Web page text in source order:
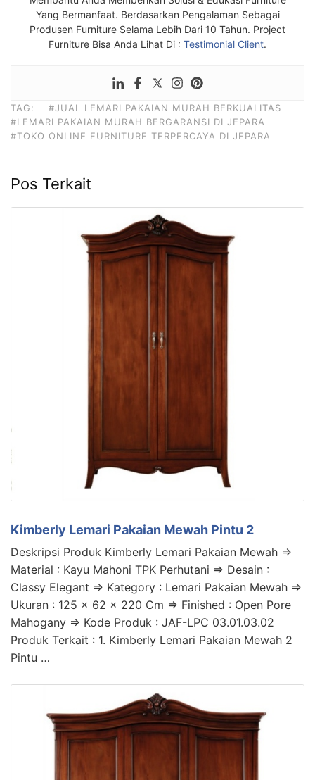
Yang Bermanfaat. Berdasarkan Pengalaman Sebagai
Produsen Furniture Selama Lebih Dari 10 Tahun. Project
Furniture Bisa Anda Lihat Di : Testimonial Client.
TAG:
#JUAL LEMARI PAKAIAN MURAH BERKUALITAS
#LEMARI PAKAIAN MURAH BERGARANSI DI JEPARA
#TOKO ONLINE FURNITURE TERPERCAYA DI JEPARA
Pos Terkait
Kimberly Lemari Pakaian Mewah Pintu 2
Deskripsi Produk Kimberly Lemari Pakaian Mewah =>
Material : Kayu Mahoni TPK Perhutani => Desain :
Classy Elegant => Kategory : Lemari Pakaian Mewah =>
Ukuran : 125 x 62 x 220 Cm => Finished : Open Pore
Mahogany => Kode Produk : JAF-LPC 03.01.03.02
Produk Terkait : 1. Kimberly Lemari Pakaian Mewah 2
Pintu …